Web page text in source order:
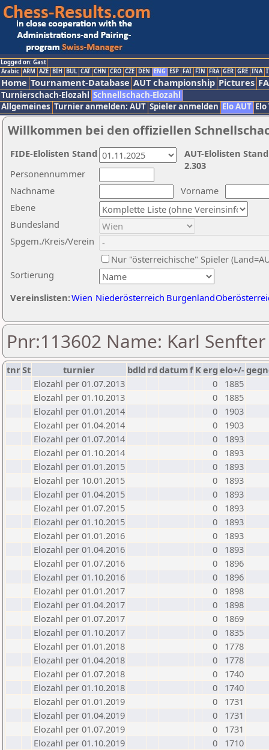
Logged on: Gast
Arabic ARM AZE BIH BUL CAT CHN CRO CZE DEN ENG ESP FAI FIN FRA GER GRE INA
Home Tournament-Database AUT championship Pictures
Turnierschach-Elozahl Schnellschach-Elozahl
Allgemeines Turnier anmelden: AUT Spieler anmelden Elo AUT
Willkommen bei den offiziellen
Nachname
Vorname
Ebene
Sortierung
Personennummer
Bundesland
Spgem./Kreis/Verein
Nur "österreichische" Spieler
Vereinslisten:Wien Niederösterreich Burgenland
AUT-Elolisten
2.303
FIDE-Elolisten Stand
Pnr:113602 Name: Karl Senfter
tnrSt turnier bdld rd datumf Kerg elo+/-
Elozahl per 01.07.2013
0
1885
Elozahl per 01.10.2013
0
1885
Elozahl per 01.01.2014
0
1903
Elozahl per 01.04.2014
0
1903
Elozahl per 01.07.2014
0
1893
Elozahl per 01.10.2014
0
1893
Elozahl per 01.01.2015
0
1893
Elozahl per 10.01.2015
0
1893
Elozahl per 01.04.2015
0
1893
Elozahl per 01.07.2015
0
1893
Elozahl per 01.10.2015
0
1893
Elozahl per 01.01.2016
0
1893
Elozahl per 01.04.2016
0
1893
Elozahl per 01.07.2016
0
1896
Elozahl per 01.10.2016
0
1896
Elozahl per 01.01.2017
0
1898
Elozahl per 01.04.2017
0
1898
Elozahl per 01.07.2017
0
1869
Elozahl per 01.10.2017
0
1835
Elozahl per 01.01.2018
0
1778
Elozahl per 01.04.2018
0
1778
Elozahl per 01.07.2018
0
1740
Elozahl per 01.10.2018
0
1740
Elozahl per 01.01.2019
0
1731
Elozahl per 01.04.2019
0
1731
Elozahl per 01.07.2019
0
1731
Elozahl per 01.10.2019
0
1710